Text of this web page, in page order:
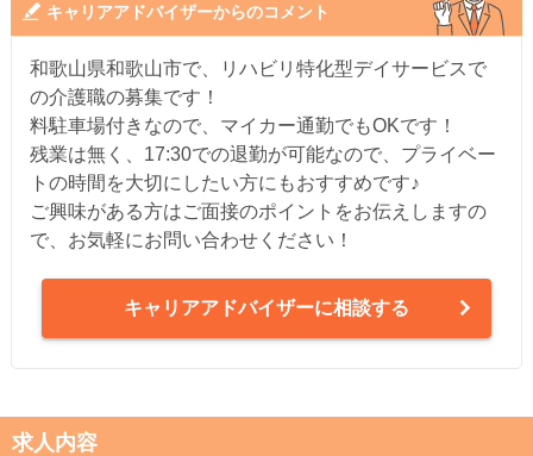
キャリアアドバイザーからのコメント
和歌山県和歌山市で、リハビリ特化型デイサービスで
の介護職の募集です！
料駐車場付きなので、マイカー通勤でもOKです！
残業は無く、17:30での退勤が可能なので、プライベー
トの時間を大切にしたい方にもおすすめです♪
ご興味がある方はご面接のポイントをお伝えしますの
で、お気軽にお問い合わせください！
キャリアアドバイザーに相談する
求人内容